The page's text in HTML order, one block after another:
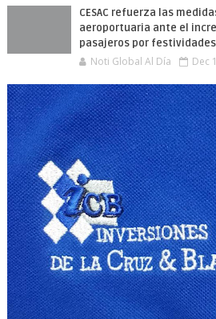
CESAC refuerza las
aeroportuaria ante el
pasajeros por
Noti Global Al Día Dec